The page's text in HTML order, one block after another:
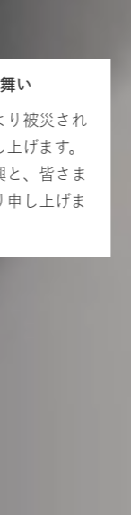
い
り被災され
げます。
、皆さま
し上げま